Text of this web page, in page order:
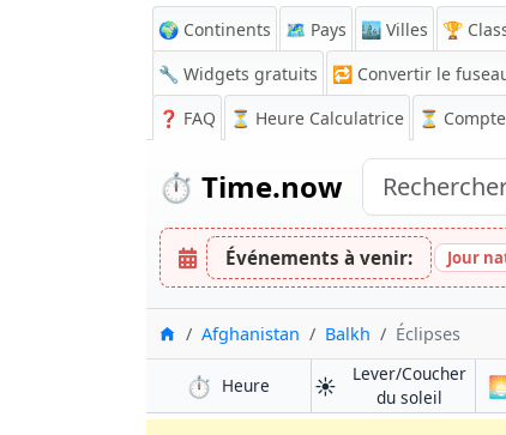
🌍 Continents 🗺️ Pays 🏙️ Villes 🏆
🔧 Widgets gratuits
🔁 Convertir le
❓ FAQ ⏳ Heure Calculatrice ⏳
⏱️ Time.now
Événements à venir: Jour
Accueil
Afghanistan Balkh Éclipses
⏱️ Heure ☀️
Lever/Coucher
du soleil